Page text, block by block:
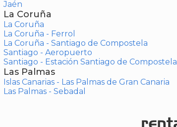
Jaén
La Coruña
La Coruña
La Coruña - Ferrol
La Coruña - Santiago de Compostela
Santiago - Aeropuerto
Santiago - Estación Santiago de Compostela
Las Palmas
Islas Canarias - Las Palmas de Gran Canaria
Las Palmas - Sebadal